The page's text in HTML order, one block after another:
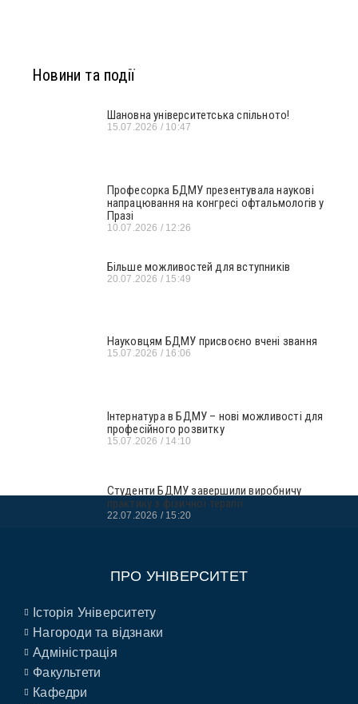
Новини та події
Шановна університетська спільното!
15.07.2026 10:47
Професорка БДМУ презентувала наукові
напрацювання на конгресі офтальмологів у
Празі
10.07.2026 12:26
Більше можливостей для вступників
20.07.2026 15:49
Науковцям БДМУ присвоєно вчені звання
15.07.2026 16:06
Інтернатура в БДМУ – нові можливості для
професійного розвитку
15.07.2026 14:10
Студенти БДМУ завершили виробничу
практику з фізичної терапії
22.07.2026 15:20
ПРО УНІВЕРСИТЕТ
Історія Університету
Нагороди та відзнаки
Адміністрація
Факультети
Кафедри